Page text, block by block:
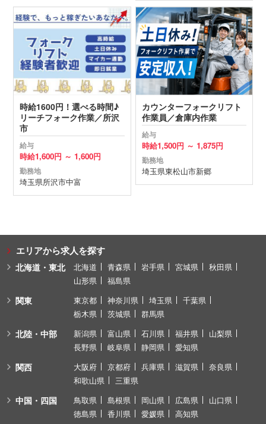
時給1600円！選べる時間♪
リーチフォーク作業／所沢
市
給与
時給1,600円 ～ 1,600円
勤務地
埼玉県所沢市中富
カウンターフォークリフト
作業員／倉庫内作業
給与
時給1,500円 ～ 1,875円
勤務地
埼玉県東松山市新郷
エリアから求人を探す
北海道・東北 北海道 青森県 岩手県 宮城県
秋田県
山形県
福島県
関東 東京都 神奈川県 埼玉県
千葉県
栃木県
茨城県 群馬県
北陸・中部 新潟県 富山県 石川県 福井県
山梨県
長野県
岐阜県 静岡県 愛知県
関西 大阪府 京都府 兵庫県 滋賀県
奈良県
和歌山県
三重県
中国・四国 鳥取県 島根県 岡山県 広島県
山口県
徳島県
香川県 愛媛県 高知県